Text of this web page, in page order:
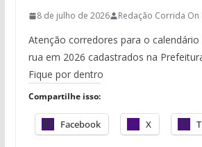
8 de julho de 2026 Redação Corrida On
Atenção corredores para o calendário
rua em 2026 cadastrados na
Fique por dentro
Compartilhe isso:
Facebook X